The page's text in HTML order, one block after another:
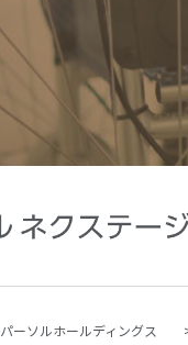
パーソルホールディングス